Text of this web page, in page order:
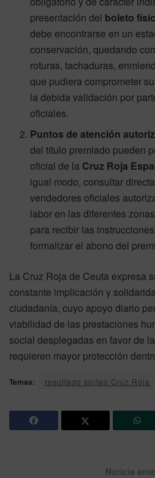
presentación del boleto
debe encontrarse en un
conservación, quedando
roturas, tachaduras,
que pudiera comprometer
la debida validación por
oficiales.
Puntos de atención
del título premiado pueden
oficial de la Cruz Roja
igual modo, consultar
vendedores oficiales
labor en las diferentes
para recibir las
formalizar el abono del
La Cruz Roja de Ceuta expresa
constante implicación y
ciudadanía, cuyo apoyo diario
viabilidad de las prestaciones
social desplegadas en favor de
requieren mayor protección
Temas: resultado sorteo Cruz Roja
Noticia